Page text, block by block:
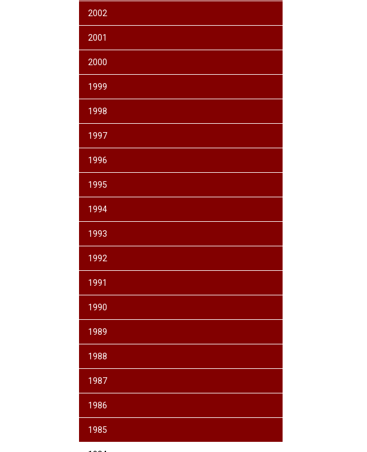
2002
2001
2000
1999
1998
1997
1996
1995
1994
1993
1992
1991
1990
1989
1988
1987
1986
1985